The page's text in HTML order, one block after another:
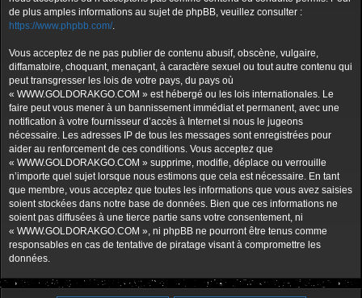
de plus amples informations au sujet de phpBB, veuillez consulter :
https://www.phpbb.com/.
Vous acceptez de ne pas publier de contenu abusif, obscène, vulgaire,
diffamatoire, choquant, menaçant, à caractère sexuel ou tout autre contenu qui
peut transgresser les lois de votre pays, du pays où
« WWW.GOLDORAKGO.COM » est hébergé ou les lois internationales. Le
faire peut vous mener à un bannissement immédiat et permanent, avec une
notification à votre fournisseur d’accès à Internet si nous le jugeons
nécessaire. Les adresses IP de tous les messages sont enregistrées pour
aider au renforcement de ces conditions. Vous acceptez que
« WWW.GOLDORAKGO.COM » supprime, modifie, déplace ou verrouille
n’importe quel sujet lorsque nous estimons que cela est nécessaire. En tant
que membre, vous acceptez que toutes les informations que vous avez saisies
soient stockées dans notre base de données. Bien que ces informations ne
soient pas diffusées à une tierce partie sans votre consentement, ni
« WWW.GOLDORAKGO.COM », ni phpBB ne pourront être tenus comme
responsables en cas de tentative de piratage visant à compromettre les
données.